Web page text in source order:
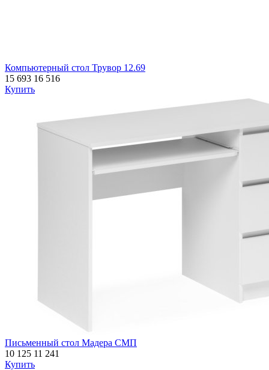
Компьютерный стол Трувор 12.69
15 693 16 516
Купить
Письменный стол Мадера СМП
10 125 11 241
Купить